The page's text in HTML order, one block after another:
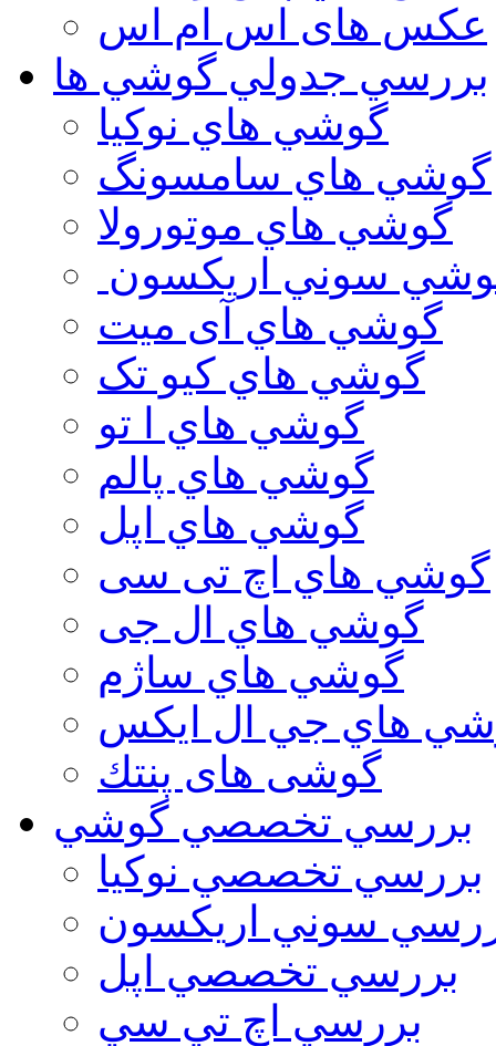
عكس های اس ام اس
بررسي جدولي گوشي ها
گوشي هاي نوكيا
گوشي هاي سامسونگ
گوشي هاي موتورولا
سوني اريكسون
گوشي هاي آی میت
گوشي هاي کیو تک
گوشي هاي ا تو
گوشي هاي پالم
گوشي هاي اپل
گوشي هاي اچ تی سی
گوشي هاي ال جی
گوشي هاي ساژم
هاي جي ال ايكس
گوشی های پنتك
بررسي تخصصي گوشي
بررسي تخصصي نوكيا
سوني اريكسون
بررسي تخصصي اپل
بررسي اچ تي سي